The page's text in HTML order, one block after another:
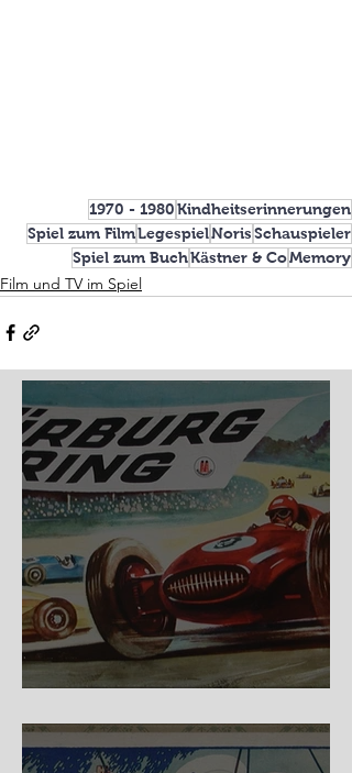
1970 - 1980Kindheitserinnerungen
Spiel zum FilmLegespielNorisSchauspieler
Spiel zum BuchKästner & CoMemory
Film und TV im Spiel